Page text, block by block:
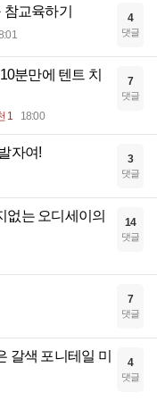
교육하기 4
댓글
분만에 텐트 치
1 18:00
7
댓글
자여! 3
댓글
없는 오디세이의
14
댓글
7
댓글
갈색 포니테일 미
4
댓글